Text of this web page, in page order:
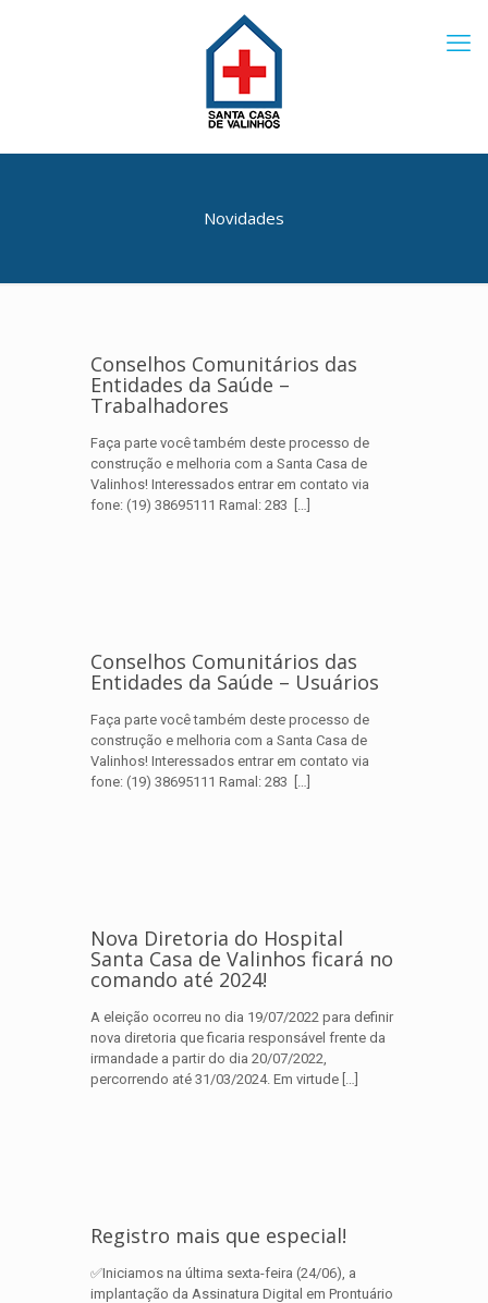
Novidades
Conselhos Comunitários das
Entidades da Saúde –
Trabalhadores
Faça parte você também deste processo de
construção e melhoria com a Santa Casa de
Valinhos! Interessados entrar em contato via
fone: (19) 38695111 Ramal: 283
[…]
Conselhos Comunitários das
Entidades da Saúde – Usuários
Faça parte você também deste processo de
construção e melhoria com a Santa Casa de
Valinhos! Interessados entrar em contato via
fone: (19) 38695111 Ramal: 283
[…]
Nova Diretoria do Hospital
Santa Casa de Valinhos ficará no
comando até 2024!
A eleição ocorreu no dia 19/07/2022 para definir
nova diretoria que ficaria responsável frente da
irmandade a partir do dia 20/07/2022,
percorrendo até 31/03/2024. Em virtude […]
Registro mais que especial!
✅Iniciamos na última sexta-feira (24/06), a
implantação da Assinatura Digital em Prontuário